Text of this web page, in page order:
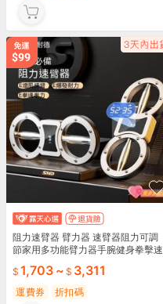
阻力速臂器 臂力器 速臂器阻力可調
節家用多功能臂力器手腕健身拳擊速
1,703 ~ 3,311
運費券 折扣碼